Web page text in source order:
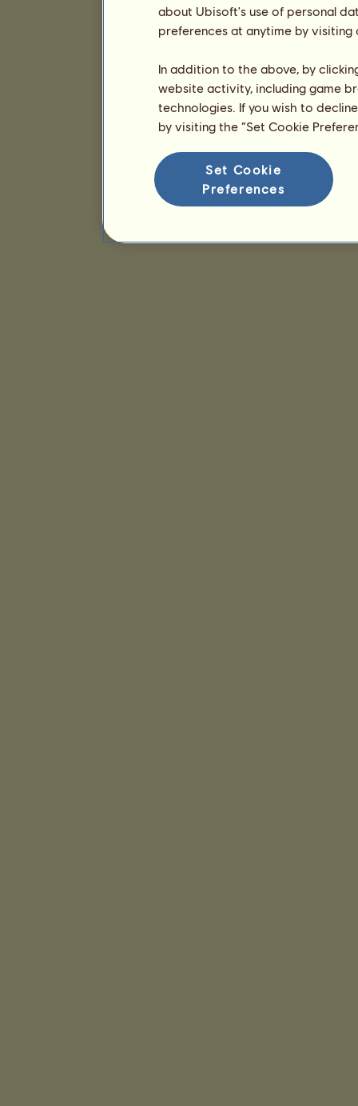
about Ubisoft's use of personal
preferences at anytime by
In addition to the above, by
website activity, including game
technologies. If you wish to
by visiting the “Set Cookie
Set Cookie
Preferences